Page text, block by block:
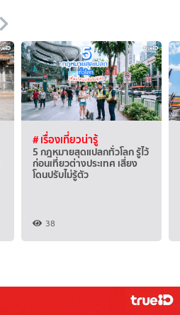
# เรื่องเที่ยวน่ารู้
5 กฎหมายสุดแปลกทั่วโลก รู้ไว้
ก่อนเที่ยวต่างประเทศ เสี่ยง
โดนปรับไม่รู้ตัว
38